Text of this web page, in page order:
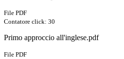
File PDF
Contatore click: 30
Primo approccio all'inglese.pdf
File PDF